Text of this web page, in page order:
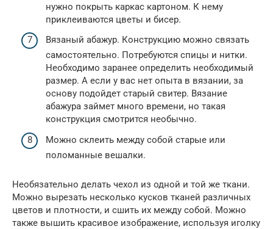
нужно покрыть каркас картоном. К нему
приклеиваются цветы и бисер.
Вязаный абажур. Конструкцию можно связать
самостоятельно. Потребуются спицы и нитки.
Необходимо заранее определить необходимый
размер. А если у вас нет опыта в вязании, за
основу подойдет старый свитер. Вязание
абажура займет много времени, но такая
конструкция смотрится необычно.
Можно склеить между собой старые или
поломанные вешалки.
Необязательно делать чехол из одной и той же ткани.
Можно вырезать несколько кусков тканей различных
цветов и плотности, и сшить их между собой. Можно
также вышить красивое изображение, используя иголку